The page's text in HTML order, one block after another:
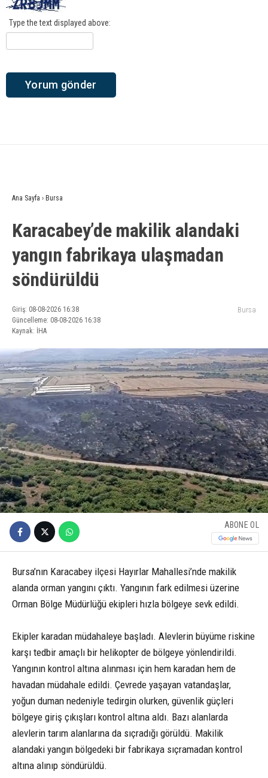
Type the text displayed above:
Ana Sayfa › Bursa
Karacabey’de makilik alandaki
yangın fabrikaya ulaşmadan
söndürüldü
Giriş: 08-08-2026 16:38
Güncelleme: 08-08-2026 16:38
Kaynak: İHA
Bursa
ABONE OL
Bursa’nın Karacabey ilçesi Hayırlar Mahallesi’nde makilik
alanda orman yangını çıktı. Yangının fark edilmesi üzerine
Orman Bölge Müdürlüğü ekipleri hızla bölgeye sevk edildi.
Ekipler karadan müdahaleye başladı. Alevlerin büyüme riskine
karşı tedbir amaçlı bir helikopter de bölgeye yönlendirildi.
Yangının kontrol altına alınması için hem karadan hem de
havadan müdahale edildi. Çevrede yaşayan vatandaşlar,
yoğun duman nedeniyle tedirgin olurken, güvenlik güçleri
bölgeye giriş çıkışları kontrol altına aldı. Bazı alanlarda
alevlerin tarım alanlarına da sıçradığı görüldü. Makilik
alandaki yangın bölgedeki bir fabrikaya sıçramadan kontrol
altına alınıp söndürüldü.